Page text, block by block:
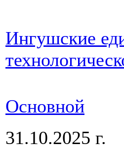
Ингушские
Основной
31.10.2025 г.